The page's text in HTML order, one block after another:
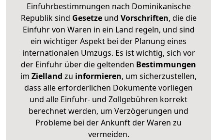
Einfuhrbestimmungen nach Dominikanische
Republik sind Gesetzeund Vorschriften, die die
Einfuhr von Waren in ein Land regeln, und sind
ein wichtiger Aspekt bei der Planung eines
internationalen Umzugs. Es ist wichtig, sich vor
der Einfuhr über die geltenden Bestimmungen
im Zielland zu informieren, um sicherzustellen,
dass alle erforderlichen Dokumente vorliegen
und alle Einfuhr- und Zollgebühren korrekt
berechnet werden, um Verzögerungen und
Probleme bei der Ankunft der Waren zu
vermeiden.